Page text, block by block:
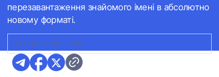
перезавантаження знайомого імені в абсолютно
новому форматі.
FIAT QUBO 2016 РОКУ